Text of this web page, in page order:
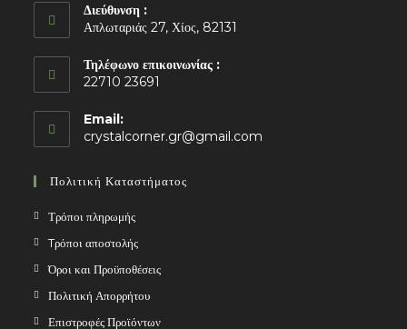
Διεύθυνση :
Απλωταριάς 27, Χίος, 82131
Τηλέφωνο επικοινωνίας :
22710 23691
Email:
crystalcorner.gr@gmail.com
Πολιτική Καταστήματος
Τρόποι πληρωμής
Tρόποι αποστολής
Όροι και Προϋποθέσεις
Πολιτική Απορρήτου
Επιστροφές Προϊόντων